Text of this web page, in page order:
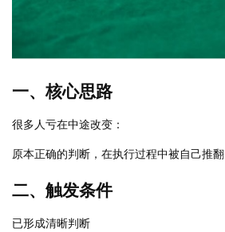
一、核心思路
很多人亏在中途改变：
原本正确的判断，在执行过程中被自己推翻
二、触发条件
已形成清晰判断